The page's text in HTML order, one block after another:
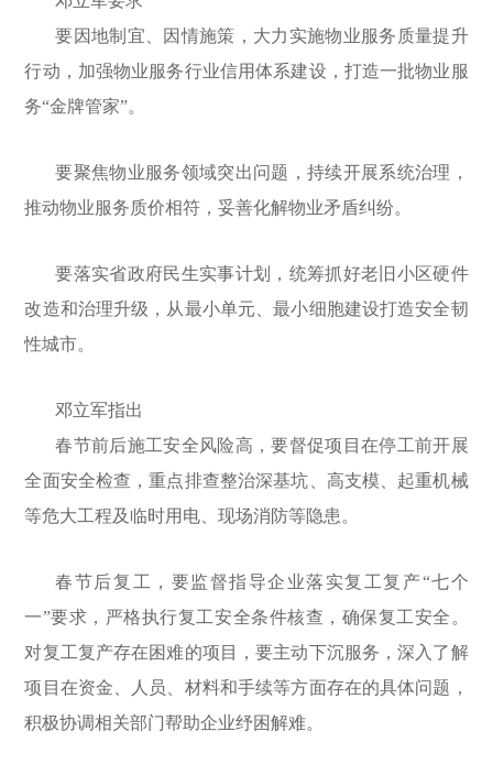
要因地制宜、因情施策，大力实施物业服务质量提升
行动，加强物业服务行业信用体系建设，打造一批物业服
务“金牌管家”。
要聚焦物业服务领域突出问题，持续开展系统治理，
推动物业服务质价相符，妥善化解物业矛盾纠纷。
要落实省政府民生实事计划，统筹抓好老旧小区硬件
改造和治理升级，从最小单元、最小细胞建设打造安全韧
性城市。
邓立军指出
春节前后施工安全风险高，要督促项目在停工前开展
全面安全检查，重点排查整治深基坑、高支模、起重机械
等危大工程及临时用电、现场消防等隐患。
春节后复工，要监督指导企业落实复工复产“七个
一”要求，严格执行复工安全条件核查，确保复工安全。
对复工复产存在困难的项目，要主动下沉服务，深入了解
项目在资金、人员、材料和手续等方面存在的具体问题，
积极协调相关部门帮助企业纾困解难。